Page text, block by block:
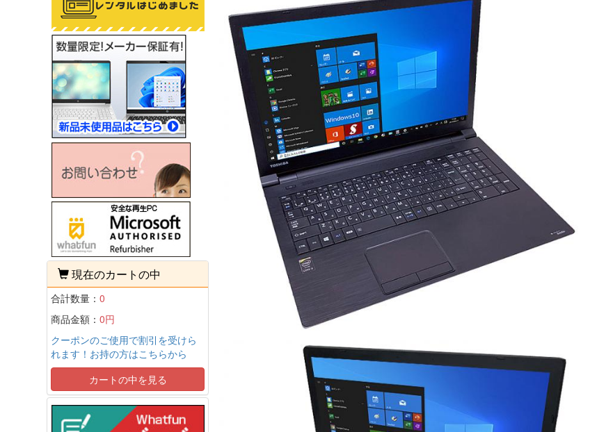
現在のカートの中
合計数量： 0
商品金額： 0円
クーポンのご使用で割引を受けら
れます！お持の方はこちらから
カートの中を見る